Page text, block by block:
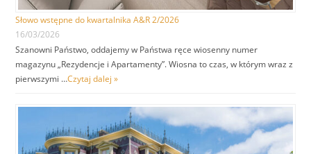
Słowo wstępne do kwartalnika A&R 2/2026
16/03/2026
Szanowni Państwo, oddajemy w Państwa ręce wiosenny numer
magazynu „Rezydencje i Apartamenty”. Wiosna to czas, w którym wraz z
pierwszymi …Czytaj dalej »